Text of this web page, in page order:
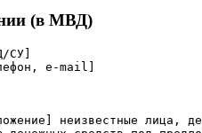
(в МВД)
СУ]
e-mail]
неизвестные лица,